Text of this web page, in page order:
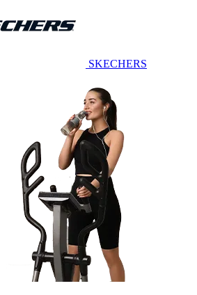
SKECHERS